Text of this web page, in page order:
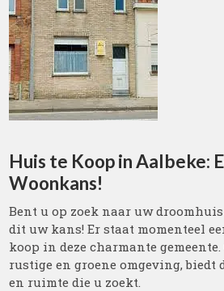
Huis te Koop in Aalbeke:
Woonkans!
Bent u op zoek naar uw
dit uw kans! Er staat momenteel
koop in deze charmante
rustige en groene omgeving,
en ruimte die u zoekt.